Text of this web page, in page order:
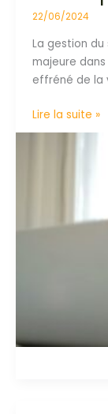
22/06/2024
La gestion
majeure
effréné de la
avec
naturopathie
Lire la suite »